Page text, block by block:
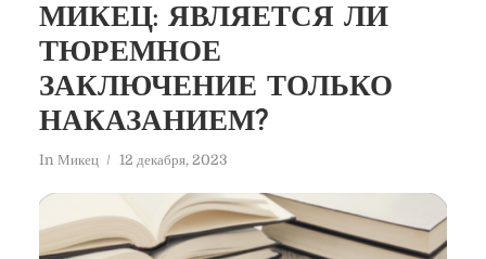
МИКЕЦ: ЯВЛЯЕТСЯ ЛИ
ТЮРЕМНОЕ
ЗАКЛЮЧЕНИЕ ТОЛЬКО
НАКАЗАНИЕМ?
In Микец 12 декабря, 2023